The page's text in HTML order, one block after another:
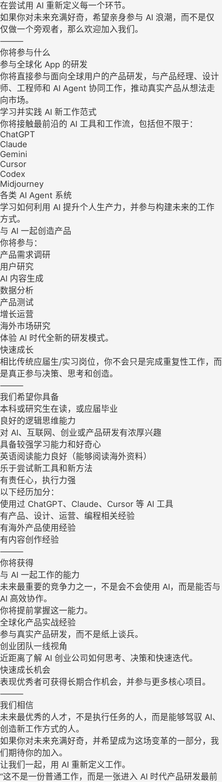
在尝试用 AI 重新定义每一个环节。
如果你对未来充满好奇，希望亲身参与 AI 浪潮，而不是仅
仅做一个旁观者，那么欢迎加入我们。
⸻
你将参与什么
参与全球化 App 的研发
你将直接参与面向全球用户的产品研发，与产品经理、设计
师、工程师和 AI Agent 协同工作，推动真实产品从想法走
向市场。
学习并实践 AI 新工作范式
你将接触最前沿的 AI 工具和工作流，包括但不限于：
ChatGPT
Claude
Gemini
Cursor
Codex
Midjourney
各类 AI Agent 系统
学习如何利用 AI 提升个人生产力，并参与构建未来的工作
方式。
与 AI 一起创造产品
你将参与：
产品需求调研
用户研究
AI 内容生成
数据分析
产品测试
增长运营
海外市场研究
体验 AI 时代全新的研发模式。
快速成长
相比传统应届生/实习岗位，你不会只是完成重复性工作，而
是真正参与决策、思考和创造。
⸻
我们希望你具备
本科或研究生在读，或应届毕业
良好的逻辑思维能力
对 AI、互联网、创业或产品研发有浓厚兴趣
具备较强学习能力和好奇心
英语阅读能力良好（能够阅读海外资料）
乐于尝试新工具和新方法
有责任心，执行力强
以下经历加分：
使用过 ChatGPT、Claude、Cursor 等 AI 工具
有产品、设计、运营、编程相关经验
有海外产品使用经验
有内容创作经验
⸻
你将获得
与 AI 一起工作的能力
未来最重要的竞争力之一，不是会不会使用 AI，而是能否与
AI 高效协作。
你将提前掌握这一能力。
全球化产品实战经验
参与真实产品研发，而不是纸上谈兵。
创业团队一线视角
近距离了解 AI 创业公司如何思考、决策和快速迭代。
快速成长机会
表现优秀者可获得长期合作机会，并参与更多核心项目。
⸻
我们相信
未来最优秀的人才，不是执行任务的人，而是能够驾驭 AI、
创造新工作方式的人。
如果你对未来充满好奇，并希望成为这场变革的一部分，我
们期待你的加入。
让我们一起，用 AI 重新定义工作。
“这不是一份普通工作，而是一张进入 AI 时代产品研发最前